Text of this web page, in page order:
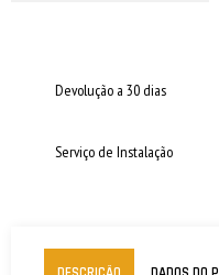
Devolução a 30 dias
Serviço de Instalação